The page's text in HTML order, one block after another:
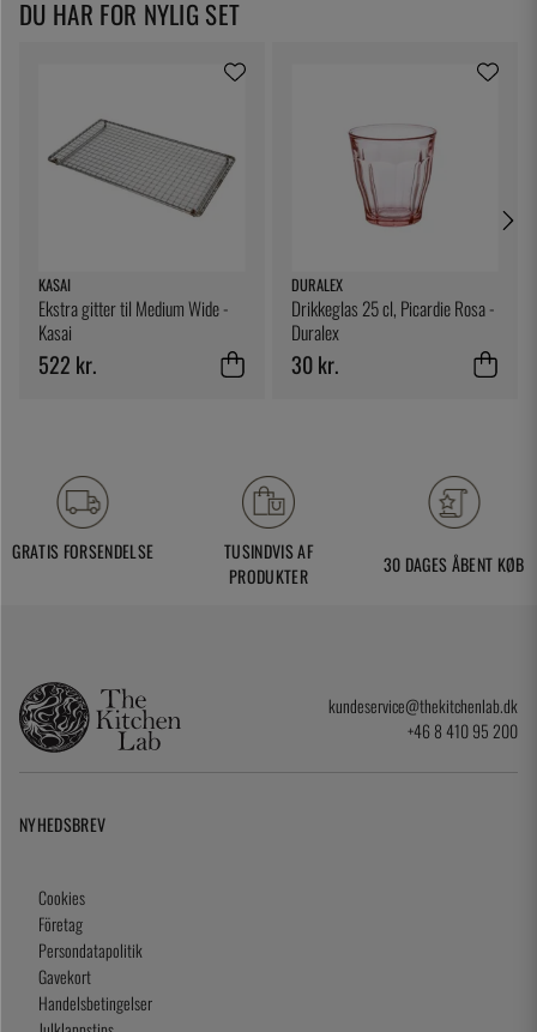
DU HAR FOR NYLIG SET
KASAI
Ekstra gitter til Medium Wide -
Kasai
522 kr.
DURALEX
Drikkeglas 25 cl, Picardie Rosa -
Duralex
30 kr.
GRATIS FORSENDELSE
TUSINDVIS AF
PRODUKTER
30 DAGES ÅBENT KØB
kundeservice@thekitchenlab.dk
+46 8 410 95 200
NYHEDSBREV
Cookies
Företag
Persondatapolitik
Gavekort
Handelsbetingelser